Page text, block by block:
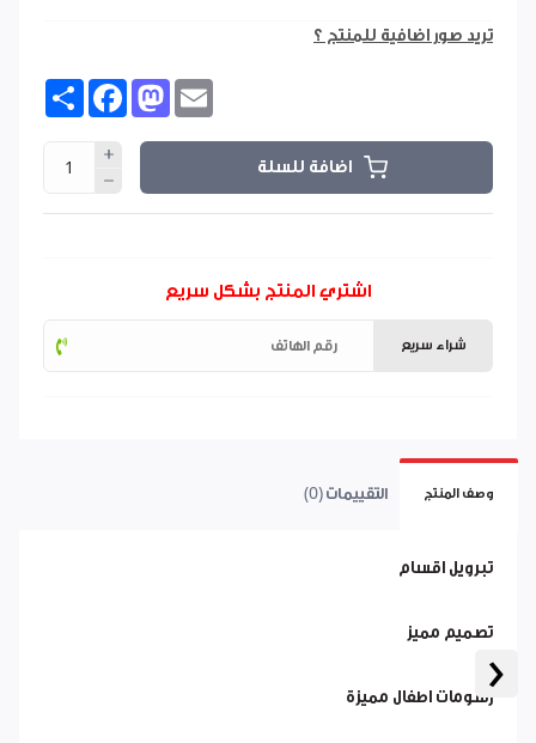
‹
تريد صور اضافية للمنتج ؟
Share FacebookMastodon
اضافة للسلة
اشتري المنتج بشكل سريع
شراء سريع
وصف المنتج التقييمات (0)
تبرويل اقسام
تصميم مميز
رسومات اطفال مميزة